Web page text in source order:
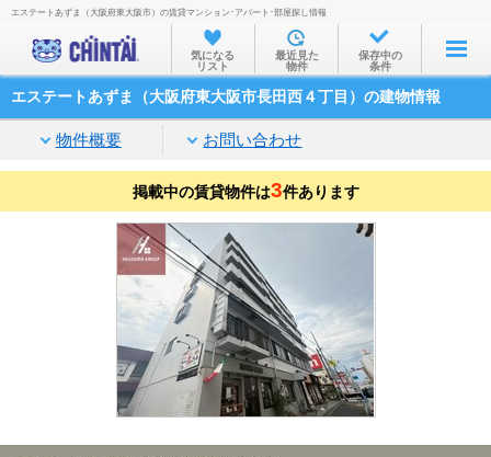
お部屋を探す
沿線・駅から
家賃相場から
通勤通学時間から
物件特集から
不動産会社から
TOP
エステートあずま（大阪府東大阪市）の賃貸マンション･アパート･部屋探し情報
気になる
リスト
最近見た
物件
保存中の
条件
エステートあずま（大阪府東大阪市長田西４丁目）の建物情報
物件概要 お問い合わせ
掲載中の賃貸物件は3件あります